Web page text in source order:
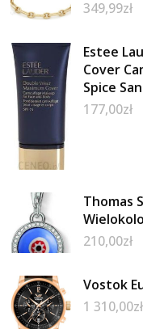
349,99zł
Estee
Cover
Spice
177,00zł
Thomas
210,00zł
Vostok
1 310,00zł